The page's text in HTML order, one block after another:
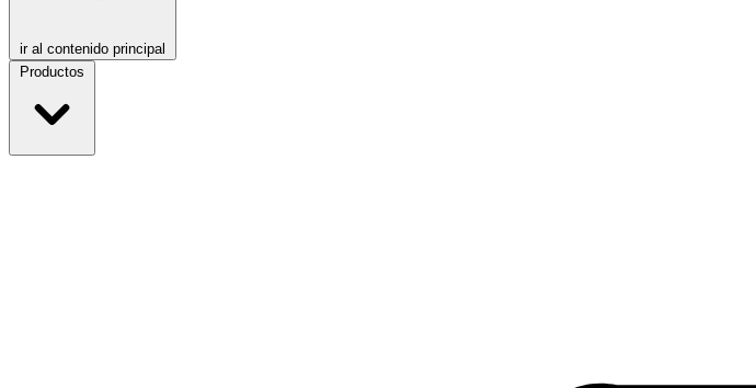
ir al contenido principal
Productos